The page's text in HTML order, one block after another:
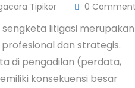
Tipikor 0
litigasi merupakan
dan strategis.
di pengadilan (perdata,
konsekuensi besar